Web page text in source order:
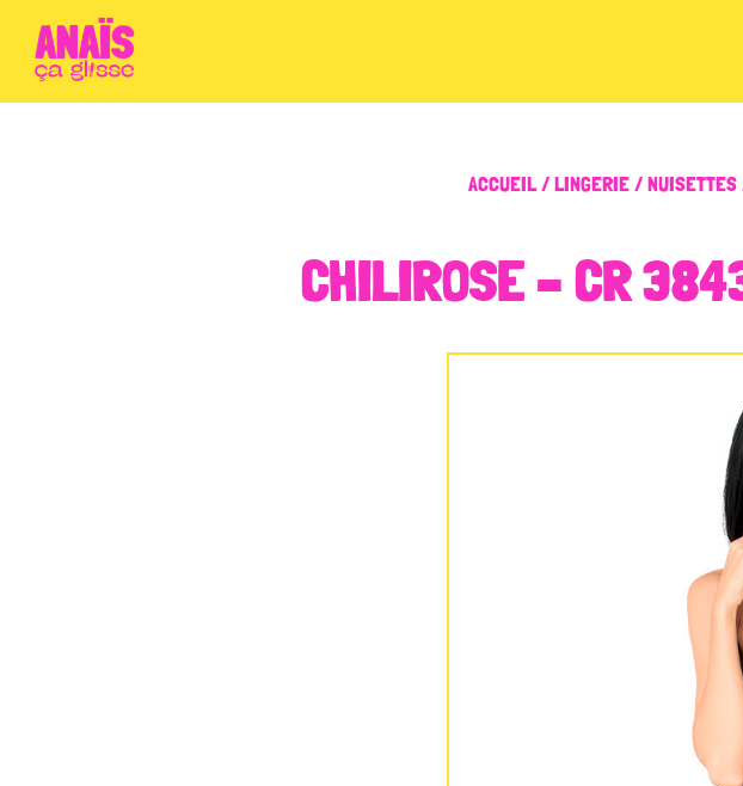
ACCUEIL/LINGERIE/NUISETTES
CHILIROSE – CR